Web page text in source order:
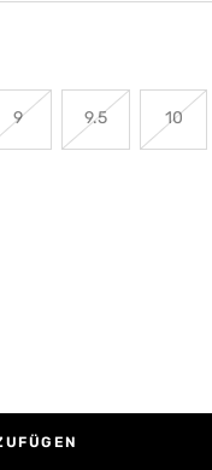
9 9.5 10